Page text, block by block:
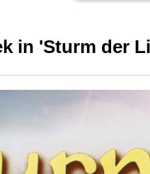
in 'Sturm der